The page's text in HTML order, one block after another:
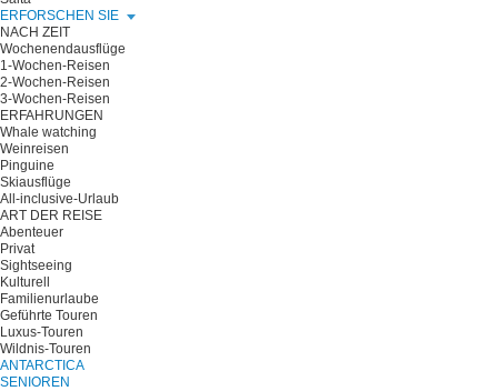
ERFORSCHEN SIE
NACH ZEIT
Wochenendausflüge
1-Wochen-Reisen
2-Wochen-Reisen
3-Wochen-Reisen
ERFAHRUNGEN
Whale watching
Weinreisen
Pinguine
Skiausflüge
All-inclusive-Urlaub
ART DER REISE
Abenteuer
Privat
Sightseeing
Kulturell
Familienurlaube
Geführte Touren
Luxus-Touren
Wildnis-Touren
ANTARCTICA
SENIOREN